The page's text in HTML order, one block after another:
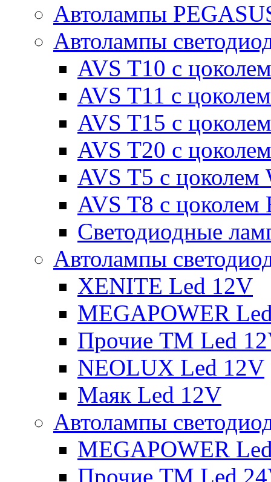
Автолампы
Автолампы
AVS T10 с
AVS T11 с
AVS T15 с
AVS T20 с
AVS T5 с цоколем
AVS T8 с цоколем
Светодиодные
Автолампы
XENITE Led 12V
MEGAPOWER
Прочие ТМ Led
NEOLUX Led 12V
Маяк Led 12V
Автолампы
MEGAPOWER
Прочие ТМ Led